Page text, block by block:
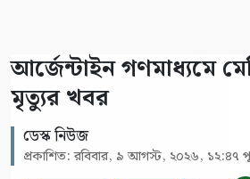
আর্জেন্টাইন গণমাধ্যমে
মৃত্যুর খবর
ডেস্ক নিউজ
প্রকাশিত: রবিবার, ৯ আগস্ট, ২০২৬, ১২:৪৭